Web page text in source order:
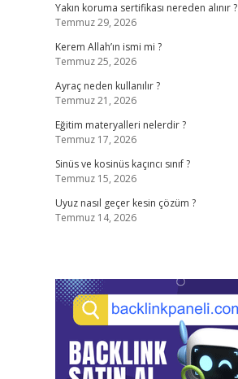
Yakın koruma sertifikası nereden alınır ?
Temmuz 29, 2026
Kerem Allah’ın ismi mi ?
Temmuz 25, 2026
Ayraç neden kullanılır ?
Temmuz 21, 2026
Eğitim materyalleri nelerdir ?
Temmuz 17, 2026
Sinüs ve kosinüs kaçıncı sınıf ?
Temmuz 15, 2026
Uyuz nasıl geçer kesin çözüm ?
Temmuz 14, 2026